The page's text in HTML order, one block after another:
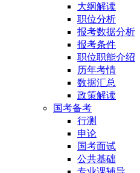
大纲解读
职位分析
报考数据分析
报考条件
职位职能介绍
历年考情
数据汇总
政策解读
国考备考
行测
申论
国考面试
公共基础